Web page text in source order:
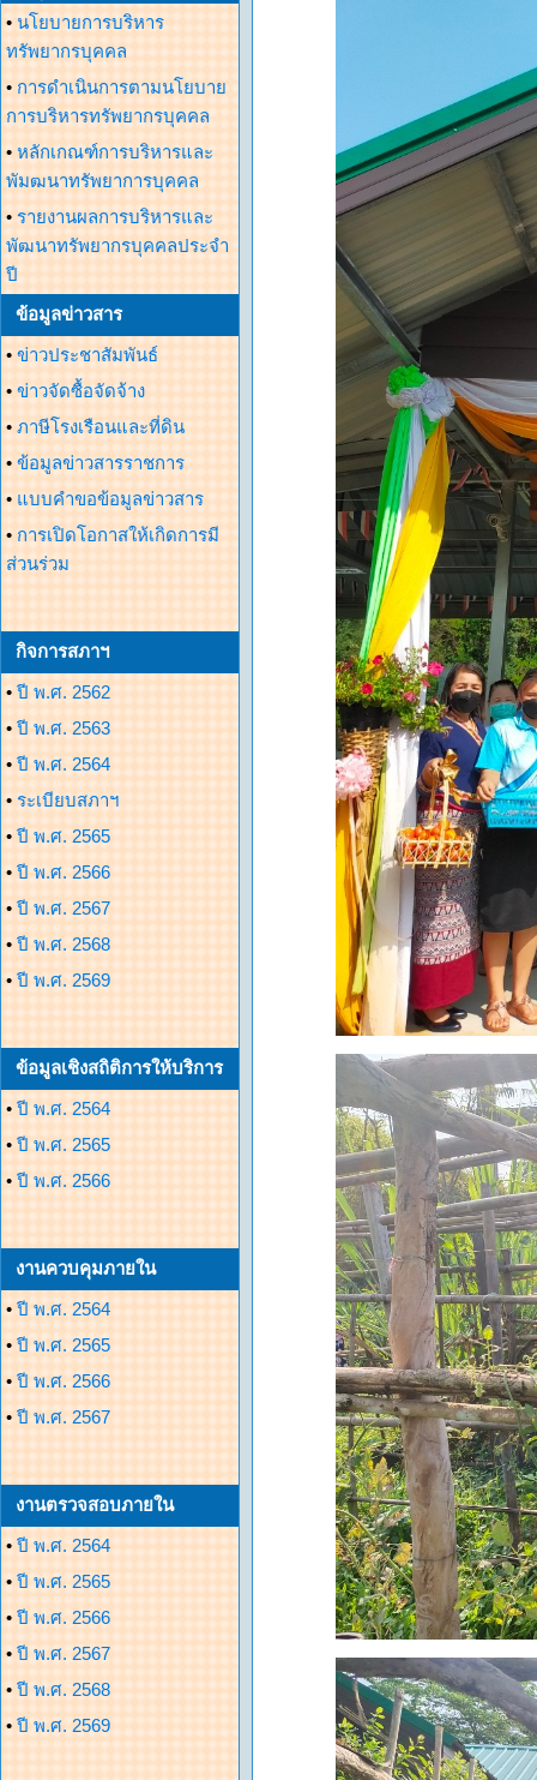
• นโยบายการบริหาร
ทรัพยากรบุคคล
• การดำเนินการตามนโยบาย
การบริหารทรัพยากรบุคคล
• หลักเกณฑ์การบริหารและ
พัมฒนาทรัพยาการบุคคล
• รายงานผลการบริหารและ
พัฒนาทรัพยากรบุคคลประจำ
ปี
ข้อมูลข่าวสาร
• ข่าวประชาสัมพันธ์
• ข่าวจัดซื้อจัดจ้าง
• ภาษีโรงเรือนและที่ดิน
• ข้อมูลข่าวสารราชการ
• แบบคำขอข้อมูลข่าวสาร
• การเปิดโอกาสให้เกิดการมี
ส่วนร่วม
กิจการสภาฯ
• ปี พ.ศ. 2562
• ปี พ.ศ. 2563
• ปี พ.ศ. 2564
• ระเบียบสภาฯ
• ปี พ.ศ. 2565
• ปี พ.ศ. 2566
• ปี พ.ศ. 2567
• ปี พ.ศ. 2568
• ปี พ.ศ. 2569
ข้อมูลเชิงสถิติการให้บริการ
• ปี พ.ศ. 2564
• ปี พ.ศ. 2565
• ปี พ.ศ. 2566
งานควบคุมภายใน
• ปี พ.ศ. 2564
• ปี พ.ศ. 2565
• ปี พ.ศ. 2566
• ปี พ.ศ. 2567
งานตรวจสอบภายใน
• ปี พ.ศ. 2564
• ปี พ.ศ. 2565
• ปี พ.ศ. 2566
• ปี พ.ศ. 2567
• ปี พ.ศ. 2568
• ปี พ.ศ. 2569